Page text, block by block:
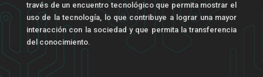
través de un encuentro tecnológico que permita mostrar el
uso de la tecnología, lo que contribuye a lograr una mayor
interacción con la sociedad y que permita la transferencia
del conocimiento.